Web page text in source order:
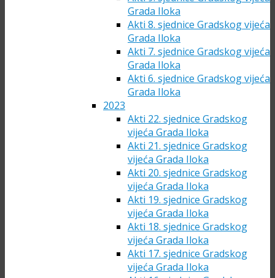
Grada Iloka
Akti 8. sjednice Gradskog vijeća
Grada Iloka
Akti 7. sjednice Gradskog vijeća
Grada Iloka
Akti 6. sjednice Gradskog vijeća
Grada Iloka
2023
Akti 22. sjednice Gradskog
vijeća Grada Iloka
Akti 21. sjednice Gradskog
vijeća Grada Iloka
Akti 20. sjednice Gradskog
vijeća Grada Iloka
Akti 19. sjednice Gradskog
vijeća Grada Iloka
Akti 18. sjednice Gradskog
vijeća Grada Iloka
Akti 17. sjednice Gradskog
vijeća Grada Iloka